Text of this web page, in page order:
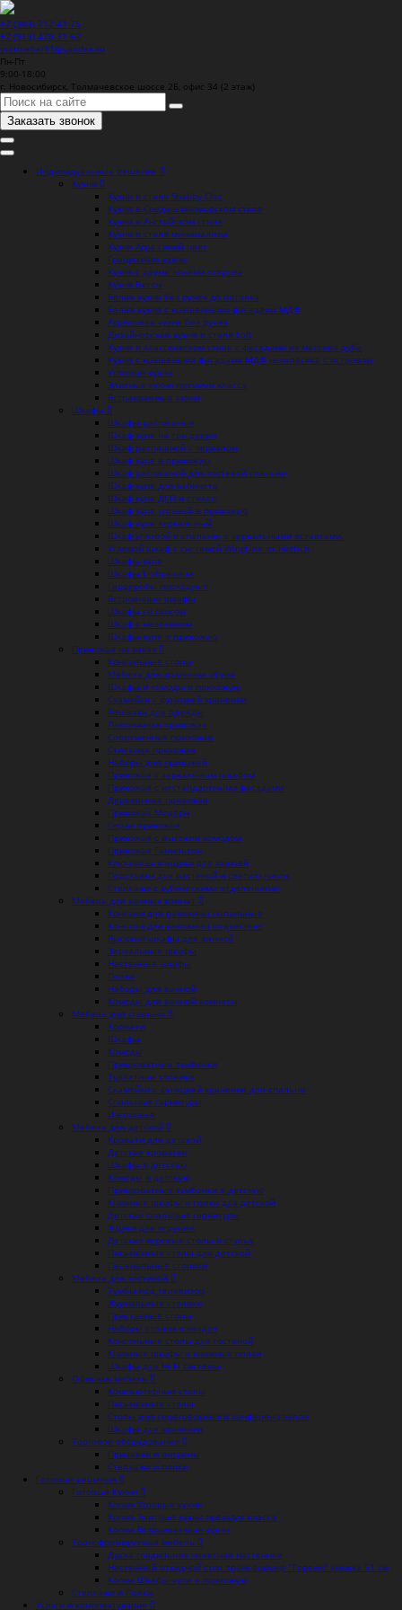
+7 (383) 212-41-75
+7 (913) 478-31-62
opitmebel11@yandex.ru
Пн-Пт
9:00-18:00
г. Новосибирск, Толмачевское шоссе 2Б, офис 34 (2 этаж)
Заказать звонок
Индивидуальные решения
Кухни
Кухни в стиле Shabby Chic
Кухня в Средиземноморском стиле
Кухни в Английском стиле
Кухни в стиле минимализм
Кухня Агра синий цвет
Грациозная кухня
Кухня с двумя зонами острова
Кухня Бетон
Белая кухня без ручек до потолка
Белая кухня с крашенными фасадами МДФ
Акриловая кухня без ручек
Дизайнерская кухня в стиле Loft
Кухня в классическом стиле с фасадами из массива дуба
Кухня с крашеными фасадами МДФ неокласика с островом
Угловые кухни
Элитные кухни премиум класса
Встраиваемые кухни
Шкафы
Шкафы распашные
Шкаф купе на три двери
Шкаф распашной с зеркалом
Шкаф купе в прихожую
Шкаф распашной для гостевой спальни
Шкаф купе для кабинета
Шкаф купе ДСП и стекло
Шкаф купе угловой в прихожую
Шкаф купе зеркальный
Шкаф угловой в спальню, с зеркальными вставками.
Угловой шкаф с системой WingLine от Hettich
Шкафы-купе
Шкафы L-образные
Гардеробы проходные
Встроенные шкафы
Шкафы со скосом
Шкаф с мезонином
Шкафы-купе в прихожую
Прихожая на заказ
Консольные столы
Мебель для хранения обуви
Шкафы и комоды в прихожую
Скамейки с функцией хранения
Вешалки для одежды
Лаконичная прихожая
Современная прихожая
Стильная прихожая
Наборы для прихожей
Прихожая с зеркальным шкафом
Прихожая с нестандартными фасадами
Деревянная прихожая
Прихожая Модерн
Серая прихожая
Прихожая с высоким комодом
Прихожая Гамильтон
Ключницы и ящики для ключей
Подставки для растений и светильников
Стеллажи с кубическими отделениями
Мебель для ванных комнат
Консоли для раковины напольные
Консоли для раковины подвесные
Высокие шкафы для ванной
Зеркальные шкафы
Настенные шкафы
Полки
Наборы для ванной
Комоды для ванной комнаты
Мебель для спальни
Кровати
Шкафы
Комоды
Прикроватные тумбочки
Туалетные столики
Скамейки с функцией хранения для спальни
Спальные гарнитуры
Изголовья
Мебель для детской
Кровати для детской
Детские кроватки
Шкафы в детскую
Комоды в детскую
Прикроватные тумбочки в детскую
Книжные шкафы и полки для детской
Детские спальные гарнитуры
Ящики для игрушек
Детские игровые столы и стулья
Письменные столы для детской
Пеленальные столики
Мебель для гостиной
Тумбы под телевизор
Журнальные столики
Приставные столы
Наборы столов «гнездо»
Консольные столы для гостиной
Книжные шкафы и книжные полки
Шкафы для Hi-Fi системы
Офисная мебель
Компьютерные столы
Письменные столы
Столы для переговорных и конференц-залов
Шкафы для хранения
Торговое оборудование
Прилавки и витрины
Стеллажи и полки
Готовые решения
Готовые Кухни
Копия Угловые кухни
Копия Элитные кухни премиум класса
Копия Встраиваемые кухни
Трансформируемая мебель
Доска гладильная навесная настенная
Настенный откидной стол трансформер "Торвин" книжка 51 см
Копия Шкафы-купе в прихожую
Стеллажи и Полки
Услуги и комплектующие